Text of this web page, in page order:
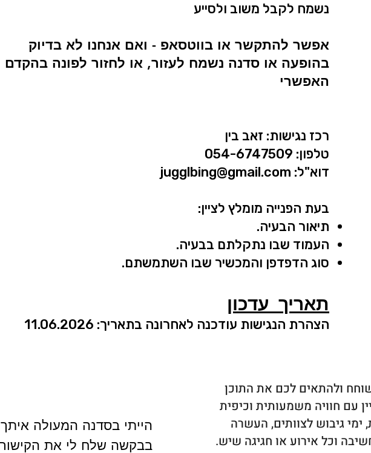
נשמח לקבל משוב ולסייע
אפשר להתקשר או בווטסאפ - ואם אנחנו לא בדיוק
בהופעה או סדנה נשמח לעזור, או לחזור לפונה בהקדם
האפשרי
רכז נגישות: זאב בין
טלפון: 054-6747509
דוא"ל: jugglbing@gmail.com
בעת הפנייה מומלץ לציין:
תיאור הבעיה.
העמוד שבו נתקלתם בבעיה.
סוג הדפדפן והמכשיר שבו השתמשתם.
תאריך עדכון
הצהרת הנגישות עודכנה לאחרונה בתאריך: 11.06.2026
ולהתאים לכם את התוכן
עם חוויה משמעותית וכיפית
ימי גיבוש לצוותים, העשרה
וכל אירוע או חגיגה שיש.
הייתי בסדנה המעולה איתך